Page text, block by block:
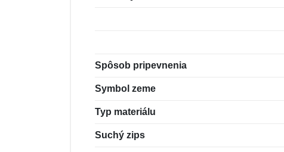
Spôsob pripevnenia
Symbol zeme
Typ materiálu
Suchý zips